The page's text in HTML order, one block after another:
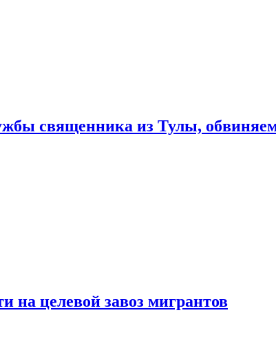
священника из Тулы,
на целевой завоз мигрантов